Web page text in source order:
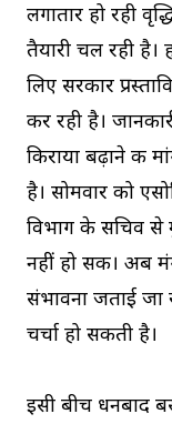
लगातार हो रही
तैयारी चल रही है।
लिए सरकार
कर रही है।
किराया बढ़ाने की
है। सोमवार को
विभाग के सचिव से
नहीं हो सकी। अब
संभावना जताई जा
चर्चा हो सकती है।
इसी बीच धनबाद